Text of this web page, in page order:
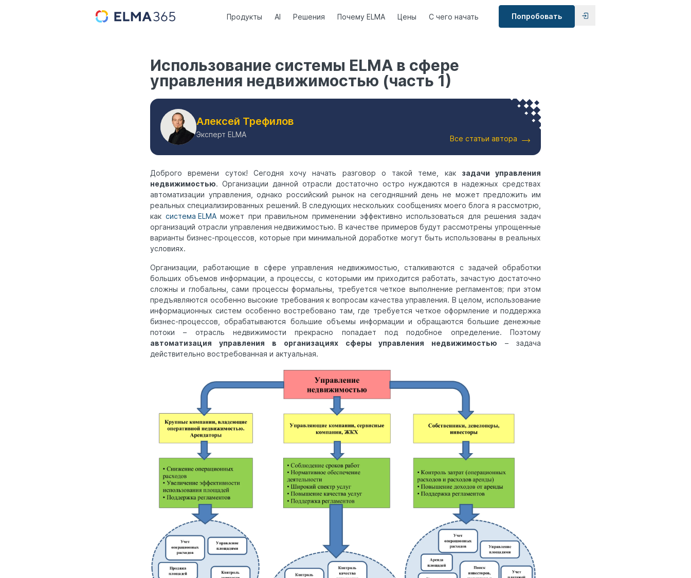
Продукты AI Решения Почему ELMA Цены С чего начать Попробовать
Использование системы ELMA в сфере
управления недвижимостью (часть 1)
Алексей Трефилов
Эксперт ELMA Все статьи автора
Доброго времени суток! Сегодня хочу начать разговор о такой теме, как задачи управления
недвижимостью. Организации данной отрасли достаточно остро нуждаются в надежных средствах
автоматизации управления, однако российский рынок на сегодняшний день не может предложить им
реальных специализированных решений. В следующих нескольких сообщениях моего блога я рассмотрю,
как система ELMAможет при правильном применении эффективно использоваться для решения задач
организаций отрасли управления недвижимостью. В качестве примеров будут рассмотрены упрощенные
варианты бизнес-процессов, которые при минимальной доработке могут быть использованы в реальных
условиях.
Организации, работающие в сфере управления недвижимостью, сталкиваются с задачей обработки
больших объемов информации, а процессы, с которыми им приходится работать, зачастую достаточно
сложны и глобальны, сами процессы формальны, требуется четкое выполнение регламентов; при этом
предъявляются особенно высокие требования к вопросам качества управления. В целом, использование
информационных систем особенно востребовано там, где требуется четкое оформление и поддержка
бизнес-процессов, обрабатываются большие объемы информации и обращаются большие денежные
потоки – отрасль недвижимости прекрасно попадает под подобное определение. Поэтому
автоматизация управления в организациях сферы управления недвижимостью – задача
действительно востребованная и актуальная.